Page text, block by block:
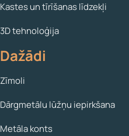
Kastes un tīrīšanas līdzekļi
3D tehnoloģija
Dažādi
Zīmoli
Dārgmetālu lūžņu iepirkšana
Metāla konts